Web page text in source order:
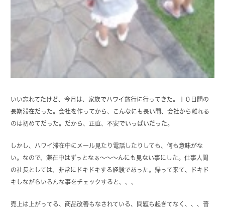
いい忘れてたけど、今月は、家族でハワイ旅行に行ってきた。１０日間の
長期滞在だった。会社を作ってから、こんなにも長い間、会社から離れる
のは初めてだった。だから、正直、不安でいっぱいだった。
しかし、ハワイ滞在中にメール見たり電話したりしても、何も意味がな
い。なので、滞在中はずっとなぁ～～～んにも見ない事にした。仕事人間
の社長としては、非常にドキドキする経験であった。帰って来て、ドキド
キしながらいろんな事をチェックすると、、、
売上は上がってる、商品改善もなされている、問題も起きてなく、、、普